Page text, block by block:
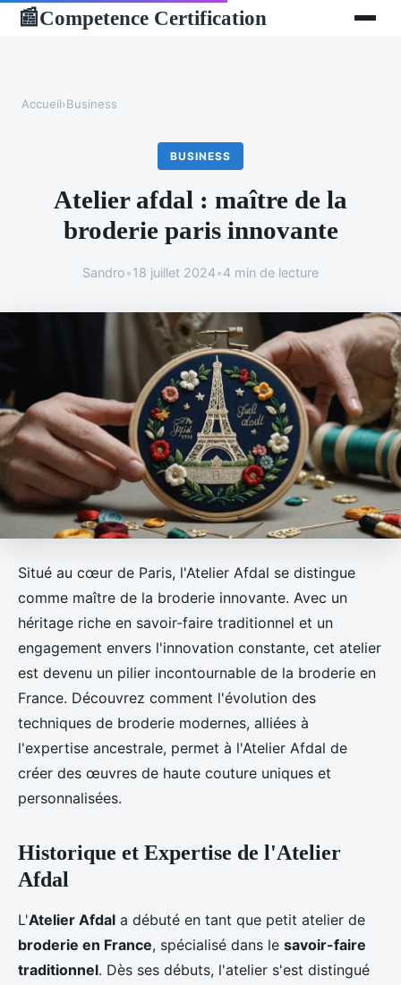
📰Competence Certification
Accueil›Business
BUSINESS
Atelier afdal : maître de la
broderie paris innovante
Sandro•18 juillet 2024•4 min de lecture
Situé au cœur de Paris, l'Atelier Afdal se distingue
comme maître de la broderie innovante. Avec un
héritage riche en savoir-faire traditionnel et un
engagement envers l'innovation constante, cet atelier
est devenu un pilier incontournable de la broderie en
France. Découvrez comment l'évolution des
techniques de broderie modernes, alliées à
l'expertise ancestrale, permet à l'Atelier Afdal de
créer des œuvres de haute couture uniques et
personnalisées.
Historique et Expertise de l'Atelier
Afdal
L'Atelier Afdal a débuté en tant que petit atelier de
broderie en France, spécialisé dans le savoir-faire
traditionnel. Dès ses débuts, l'atelier s'est distingué